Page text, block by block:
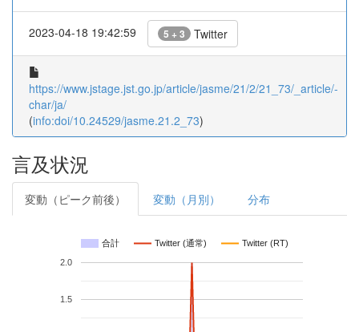
2023-04-18 19:42:59 5 + 3 Twitter
https://www.jstage.jst.go.jp/article/jasme/21/2/21_73/_article/-
char/ja/
(info:doi/10.24529/jasme.21.2_73)
言及状況
変動（ピーク前後） 変動（月別） 分布
合計 Twitter (通常) Twitter (RT)
1.5
2.0